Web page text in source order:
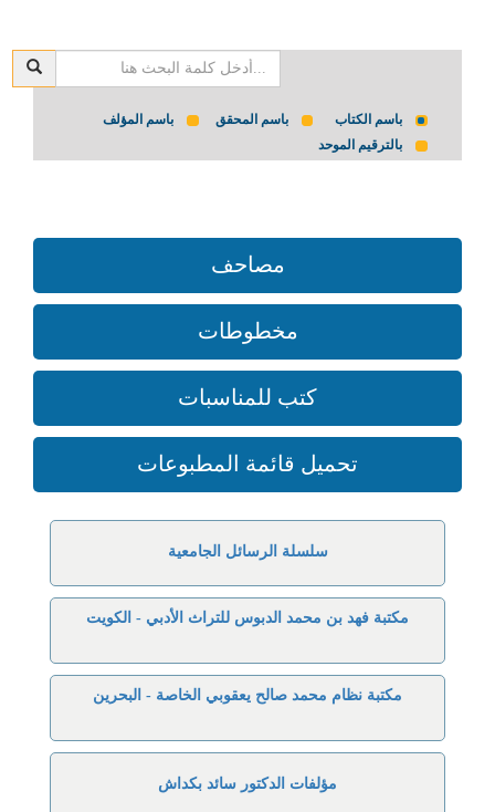
باسم الكتاب باسم المحقق
باسم المؤلف
بالترقيم الموحد
مصاحف
مخطوطات
كتب للمناسبات
تحميل قائمة المطبوعات
سلسلة الرسائل الجامعية
مكتبة فهد بن محمد الدبوس للتراث الأدبي - الكويت
مكتبة نظام محمد صالح يعقوبي الخاصة - البحرين
مؤلفات الدكتور سائد بكداش